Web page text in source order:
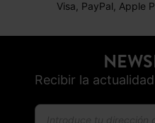
Visa, PayPal, Apple
Recibir la